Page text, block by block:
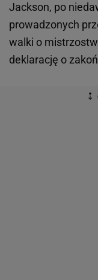
Jackson, po
prowadzonych
walki o
deklarację o